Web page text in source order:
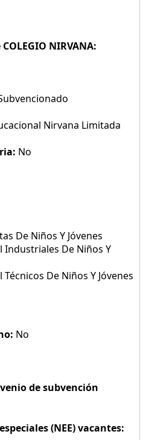
NIRVANA:
Nirvana Limitada
No
De Niños Y Jóvenes
Industriales De Niños Y
De Niños Y Jóvenes
No
de subvención
(NEE) vacantes: